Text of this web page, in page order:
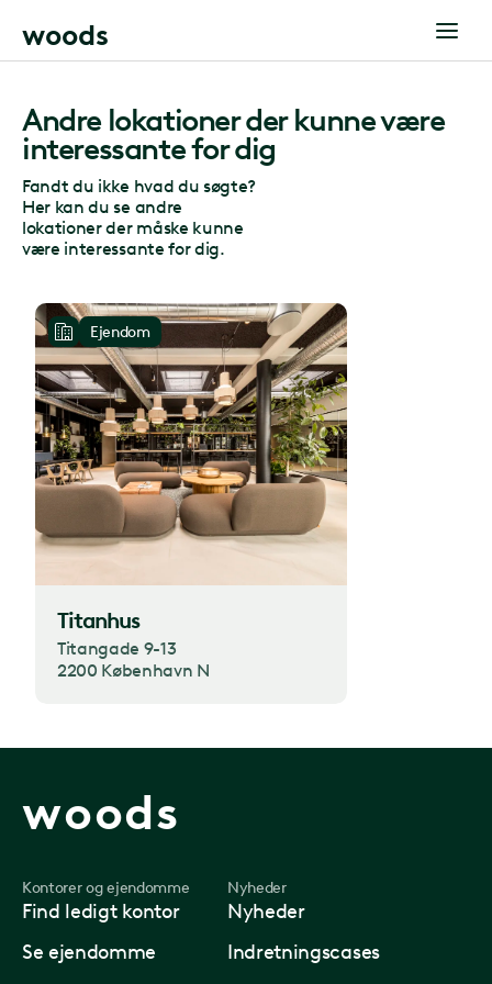
woods
Andre lokationer der kunne være
interessante for dig
Fandt du ikke hvad du søgte?
Her kan du se andre
lokationer der måske kunne
være interessante for dig.
Ejendom
Titanhus
Titangade 9-13
2200 København N
woods
Kontorer og ejendomme
Find ledigt kontor
Se ejendomme
Nyheder
Nyheder
Indretningscases